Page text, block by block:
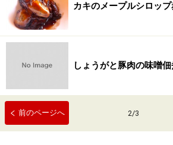
カキのメープルシロッ
しょうがと豚肉の味噌
前のページへ 2/3